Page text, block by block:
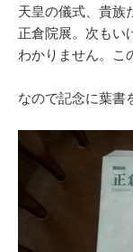
天皇の儀式、貴族
正倉院展。次もい
わかりません。こ
なので記念に葉書